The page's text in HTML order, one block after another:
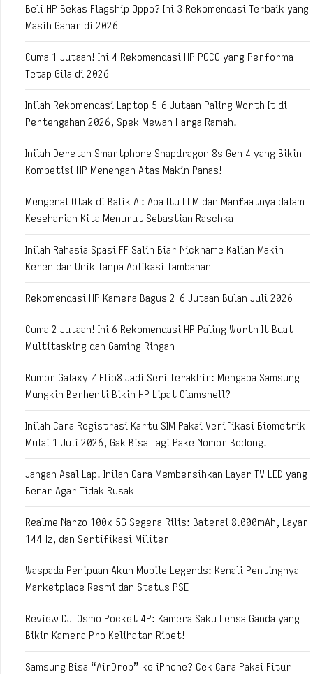
Beli HP Bekas Flagship Oppo? Ini 3 Rekomendasi Terbaik yang
Masih Gahar di 2026
Cuma 1 Jutaan! Ini 4 Rekomendasi HP POCO yang Performa
Tetap Gila di 2026
Inilah Rekomendasi Laptop 5-6 Jutaan Paling Worth It di
Pertengahan 2026, Spek Mewah Harga Ramah!
Inilah Deretan Smartphone Snapdragon 8s Gen 4 yang Bikin
Kompetisi HP Menengah Atas Makin Panas!
Mengenal Otak di Balik AI: Apa Itu LLM dan Manfaatnya dalam
Keseharian Kita Menurut Sebastian Raschka
Inilah Rahasia Spasi FF Salin Biar Nickname Kalian Makin
Keren dan Unik Tanpa Aplikasi Tambahan
Rekomendasi HP Kamera Bagus 2-6 Jutaan Bulan Juli 2026
Cuma 2 Jutaan! Ini 6 Rekomendasi HP Paling Worth It Buat
Multitasking dan Gaming Ringan
Rumor Galaxy Z Flip8 Jadi Seri Terakhir: Mengapa Samsung
Mungkin Berhenti Bikin HP Lipat Clamshell?
Inilah Cara Registrasi Kartu SIM Pakai Verifikasi Biometrik
Mulai 1 Juli 2026, Gak Bisa Lagi Pake Nomor Bodong!
Jangan Asal Lap! Inilah Cara Membersihkan Layar TV LED yang
Benar Agar Tidak Rusak
Realme Narzo 100x 5G Segera Rilis: Baterai 8.000mAh, Layar
144Hz, dan Sertifikasi Militer
Waspada Penipuan Akun Mobile Legends: Kenali Pentingnya
Marketplace Resmi dan Status PSE
Review DJI Osmo Pocket 4P: Kamera Saku Lensa Ganda yang
Bikin Kamera Pro Kelihatan Ribet!
Samsung Bisa “AirDrop” ke iPhone? Cek Cara Pakai Fitur